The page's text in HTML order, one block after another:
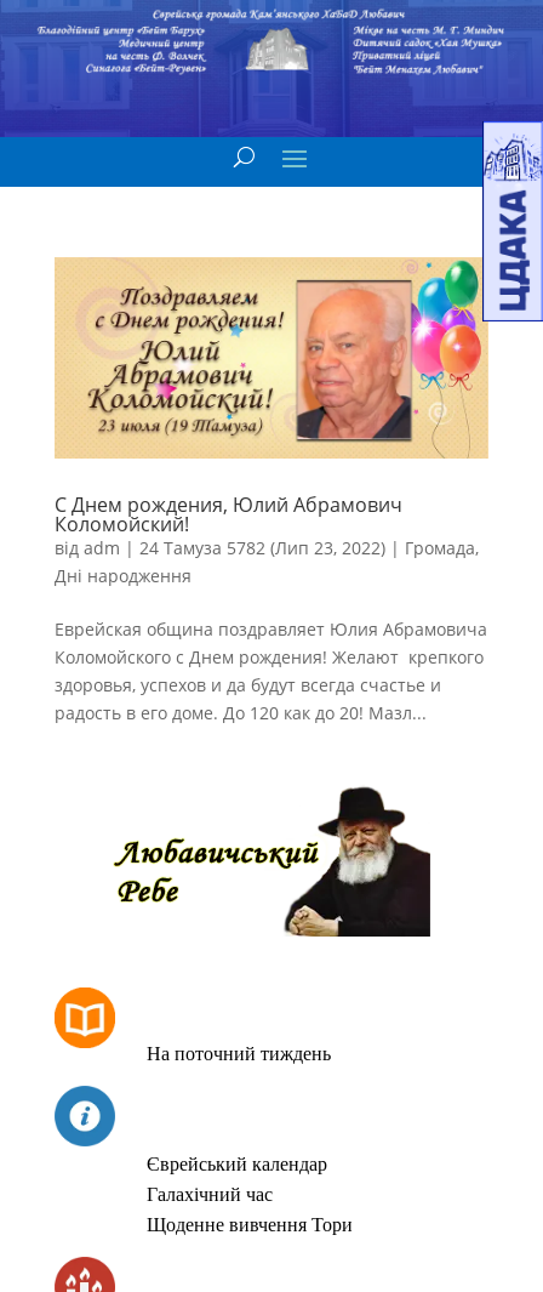
С Днем рождения, Юлий Абрамович
Коломойский!
від adm | 24 Тамуза 5782 (Лип 23, 2022)| Громада,
Дні народження
Еврейская община поздравляет Юлия Абрамовича
Коломойского с Днем рождения! Желают крепкого
здоровья, успехов и да будут всегда счастье и
радость в его доме. До 120 как до 20! Мазл...
На поточний тиждень
Єврейський календар
Галахічний час
Щоденне вивчення Тори